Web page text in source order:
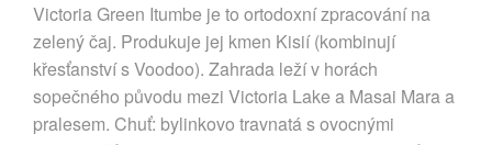
Victoria Green Itumbe je to ortodoxní zpracování na
zelený čaj. Produkuje jej kmen Kisií (kombinují
křesťanství s Voodoo). Zahrada leží v horách
sopečného původu mezi Victoria Lake a Masai Mara a
pralesem. Chuť: bylinkovo travnatá s ovocnými